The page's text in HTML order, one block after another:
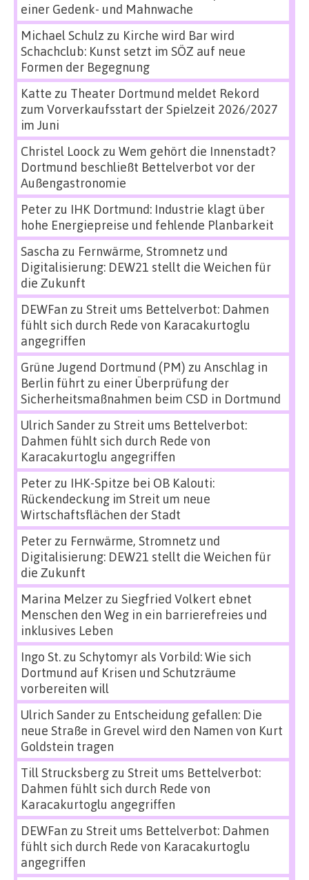
einer Gedenk- und Mahnwache
Michael Schulz zu Kirche wird Bar wird
Schachclub: Kunst setzt im SÖZ auf neue
Formen der Begegnung
Katte zu Theater Dortmund meldet Rekord
zum Vorverkaufsstart der Spielzeit 2026/2027
im Juni
Christel Loock zu Wem gehört die Innenstadt?
Dortmund beschließt Bettelverbot vor der
Außengastronomie
Peterzu IHK Dortmund: Industrie klagt über
hohe Energiepreise und fehlende Planbarkeit
Sascha zu Fernwärme, Stromnetz und
Digitalisierung: DEW21 stellt die Weichen für
die Zukunft
DEWFan zu Streit ums Bettelverbot: Dahmen
fühlt sich durch Rede von Karacakurtoglu
angegriffen
Grüne Jugend Dortmund (PM) zu Anschlag in
Berlin führt zu einer Überprüfung der
Sicherheitsmaßnahmen beim CSD in Dortmund
Ulrich Sanderzu Streit ums Bettelverbot:
Dahmen fühlt sich durch Rede von
Karacakurtoglu angegriffen
Peterzu IHK-Spitze bei OB Kalouti:
Rückendeckung im Streit um neue
Wirtschaftsflächen der Stadt
Peterzu Fernwärme, Stromnetz und
Digitalisierung: DEW21 stellt die Weichen für
die Zukunft
Marina Melzerzu Siegfried Volkert ebnet
Menschen den Weg in ein barrierefreies und
inklusives Leben
Ingo St.zu Schytomyr als Vorbild: Wie sich
Dortmund auf Krisen und Schutzräume
vorbereiten will
Ulrich Sanderzu Entscheidung gefallen: Die
neue Straße in Grevel wird den Namen von Kurt
Goldstein tragen
Till Strucksbergzu Streit ums Bettelverbot:
Dahmen fühlt sich durch Rede von
Karacakurtoglu angegriffen
DEWFan zu Streit ums Bettelverbot: Dahmen
fühlt sich durch Rede von Karacakurtoglu
angegriffen